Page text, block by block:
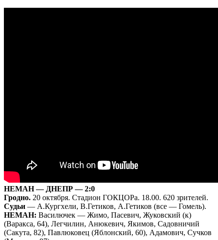
НЕМАН — ДНЕПР — 2:0
Гродно. 20 октября. Стадион ГОКЦОРа. 18.00. 620 зрителей.
Судьи — А.Кургхели, В.Гетиков, А.Гетиков (все — Гомель).
НЕМАН: Василючек — Жимо, Пасевич, Жуковский (к)
(Варакса, 64), Легчилин, Анюкевич, Якимов, Садовничий
(Сакута, 82), Павлюковец (Яблонский, 60), Адамович, Сучков